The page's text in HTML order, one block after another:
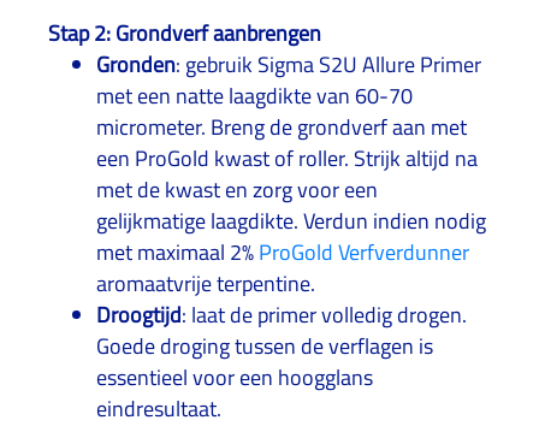
Stap 2: Grondverf aanbrengen
Gronden: gebruik Sigma S2U Allure Primer
met een natte laagdikte van 60-70
micrometer. Breng de grondverf aan met
een ProGold kwast of roller. Strijk altijd na
met de kwast en zorg voor een
gelijkmatige laagdikte. Verdun indien nodig
met maximaal 2%ProGold Verfverdunner
aromaatvrije terpentine.
Droogtijd: laat de primer volledig drogen.
Goede droging tussen de verflagen is
essentieel voor een hoogglans
eindresultaat.